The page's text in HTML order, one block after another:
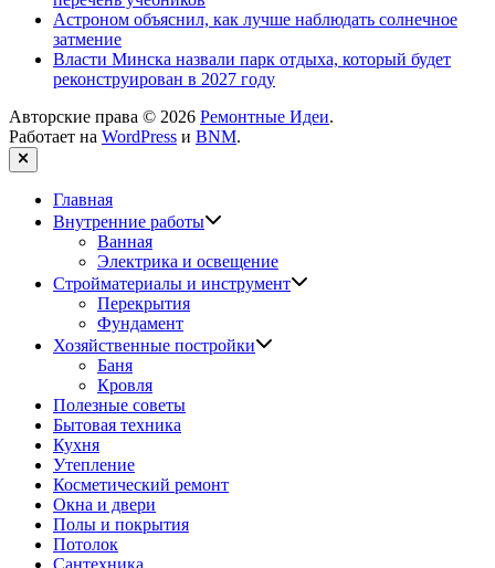
Астроном объяснил, как лучше наблюдать солнечное
затмение
Власти Минска назвали парк отдыха, который будет
реконструирован в 2027 году
Авторские права © 2026 Ремонтные Идеи.
Работает на WordPress и BNM.
Закрыть
Главная
Внутренние работы
Ванная
Электрика и освещение
Стройматериалы и инструмент
Перекрытия
Фундамент
Хозяйственные постройки
Баня
Кровля
Полезные советы
Бытовая техника
Кухня
Утепление
Косметический ремонт
Окна и двери
Полы и покрытия
Потолок
Сантехника